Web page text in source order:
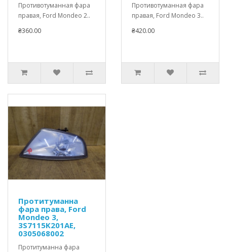
Противотуманная фара
правая, Ford Mondeo 2..
₴360.00
Противотуманная фара
правая, Ford Mondeo 3..
₴420.00
Протитуманна
фара права, Ford
Mondeo 3,
3S7115K201AE,
0305068002
Протитуманна фара